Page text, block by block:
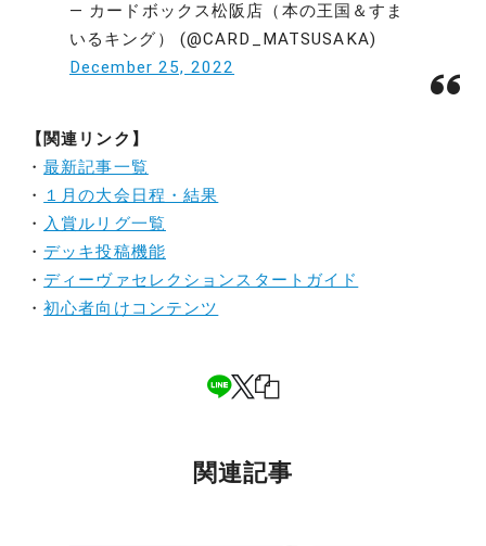
— カードボックス松阪店（本の王国＆すま
いるキング） (@CARD_MATSUSAKA)
December 25, 2022
【関連リンク】
・最新記事一覧
・ １月の大会日程・結果
・ 入賞ルリグ一覧
・ デッキ投稿機能
・ ディーヴァセレクションスタートガイド
・初心者向けコンテンツ
関連記事